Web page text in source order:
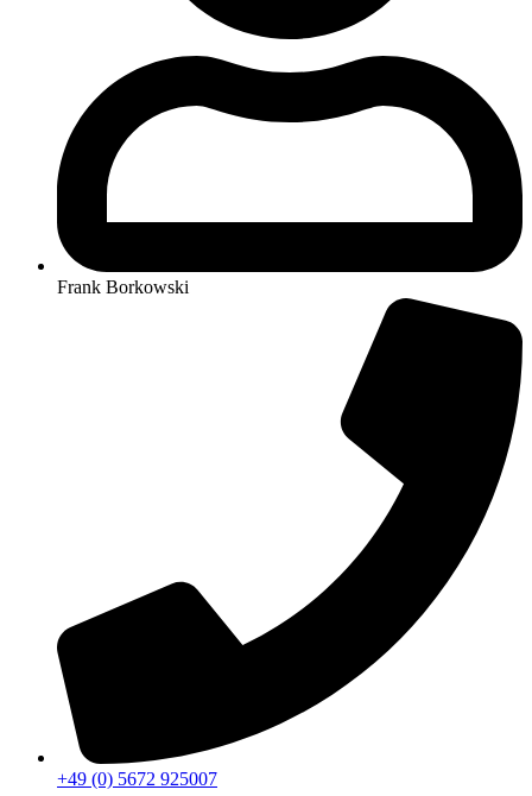
Frank Borkowski
+49 (0) 5672 925007